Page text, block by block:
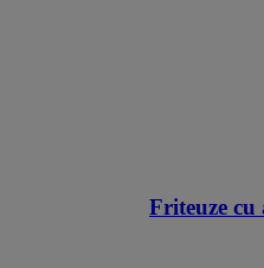
Friteuze cu